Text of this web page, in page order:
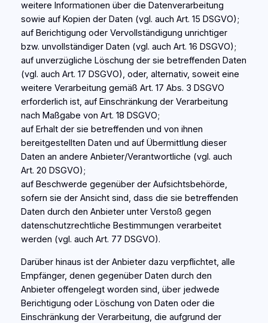
weitere Informationen über die Datenverarbeitung
sowie auf Kopien der Daten (vgl. auch Art. 15 DSGVO);
auf Berichtigung oder Vervollständigung unrichtiger
bzw. unvollständiger Daten (vgl. auch Art. 16 DSGVO);
auf unverzügliche Löschung der sie betreffenden Daten
(vgl. auch Art. 17 DSGVO), oder, alternativ, soweit eine
weitere Verarbeitung gemäß Art. 17 Abs. 3 DSGVO
erforderlich ist, auf Einschränkung der Verarbeitung
nach Maßgabe von Art. 18 DSGVO;
auf Erhalt der sie betreffenden und von ihnen
bereitgestellten Daten und auf Übermittlung dieser
Daten an andere Anbieter/Verantwortliche (vgl. auch
Art. 20 DSGVO);
auf Beschwerde gegenüber der Aufsichtsbehörde,
sofern sie der Ansicht sind, dass die sie betreffenden
Daten durch den Anbieter unter Verstoß gegen
datenschutzrechtliche Bestimmungen verarbeitet
werden (vgl. auch Art. 77 DSGVO).
Darüber hinaus ist der Anbieter dazu verpflichtet, alle
Empfänger, denen gegenüber Daten durch den
Anbieter offengelegt worden sind, über jedwede
Berichtigung oder Löschung von Daten oder die
Einschränkung der Verarbeitung, die aufgrund der